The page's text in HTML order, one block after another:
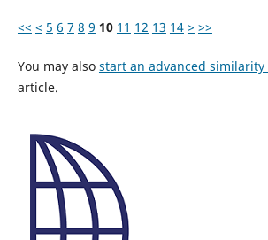
<< < 5 6 7 8 9 10 11 12 13 14 > >>
You may also start an advanced similarity
article.